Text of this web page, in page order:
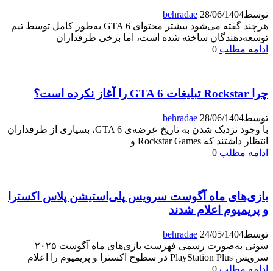
توسط behradae 28/06/1404
هرچند گفته می‌شود بیشتر محتوای GTA 6 به‌طور کامل توسط تیم
توسعه‌دهندگان ساخته شده است، اما برخی طرفداران
ادامه مطلب 0
چرا Rockstar تبلیغات GTA 6 را آغاز نکرده است؟
توسط behradae 28/06/1404
با وجود نزدیک شدن به تاریخ عرضه‌ی GTA 6، بسیاری از طرفداران
انتظار داشتند که Rockstar Games و
ادامه مطلب 0
بازی‌های ماه آگوست سرویس پلی‌استیشن پلاس اکسترا
و پریمیوم اعلام شدند
توسط behradae 24/05/1404
سونی به‌صورت رسمی فهرست بازی‌های ماه آگوست ۲۰۲۵
سرویس PlayStation Plus در سطوح اکسترا و پریمیوم را اعلام